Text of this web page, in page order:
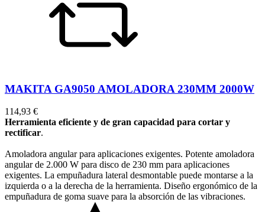
MAKITA GA9050 AMOLADORA 230MM 2000W
114,93 €
Herramienta eficiente y de gran capacidad para cortar y
rectificar.
Amoladora angular para aplicaciones exigentes. Potente amoladora
angular de 2.000 W para disco de 230 mm para aplicaciones
exigentes. La empuñadura lateral desmontable puede montarse a la
izquierda o a la derecha de la herramienta. Diseño ergonómico de la
empuñadura de goma suave para la absorción de las vibraciones.